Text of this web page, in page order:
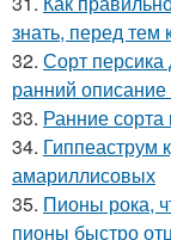
знать, перед тем
32. Сорт персика
ранний
33. Ранние сорта
34. Гиппеаструм
амариллисовых
35. Пионы рока,
пионы быстро